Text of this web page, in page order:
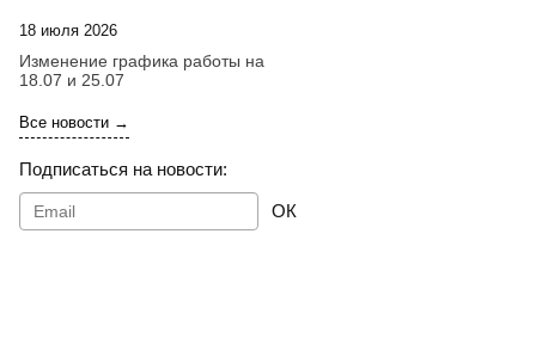
18 июля 2026
Изменение графика работы на
18.07 и 25.07
Все новости →
Подписаться на новости:
ОК